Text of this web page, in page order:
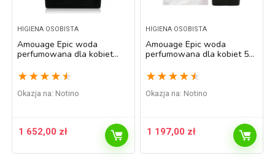
HIGIENA OSOBISTA
Amouage Epic woda
perfumowana dla kobiet
★ ★ ★ ★ ★
Okazja na: Notino
1 652,00 zł
HIGIENA OSOBISTA
Amouage Epic woda
perfumowana dla kobiet 50
★ ★ ★ ★ ★
Okazja na: Notino
1 197,00 zł